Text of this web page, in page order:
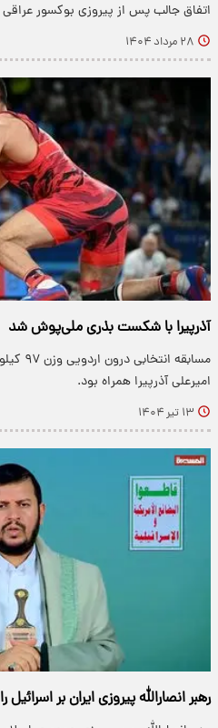
اتفاق جالب پس از پیروزی بوکسور عراقی
۲۸ مرداد ۱۴۰۴
آذرپیرا با شکست بذری ملی‌پوش شد
امیرعلی آذرپیرا همراه بود.
۱۳ تیر ۱۴۰۴
رهبر انصارالله پیروزی ایران بر